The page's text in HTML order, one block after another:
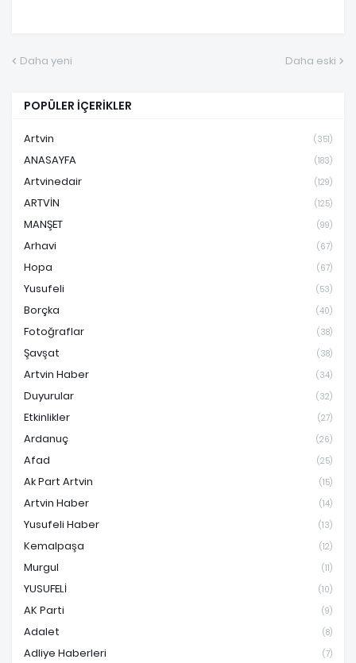
Daha yeni Daha eski
POPÜLER İÇERİKLER
Artvin (351)
ANASAYFA (183)
Artvinedair (129)
ARTVİN (125)
MANŞET (99)
Arhavi (67)
Hopa (67)
Yusufeli (53)
Borçka (40)
Fotoğraflar (38)
Şavşat (38)
Artvin Haber (34)
Duyurular (32)
Etkinlikler (27)
Ardanuç (26)
Afad (25)
Ak Part Artvin (15)
Artvin Haber (14)
Yusufeli Haber (13)
Kemalpaşa (12)
Murgul (11)
YUSUFELİ (10)
AK Parti (9)
Adalet (8)
Adliye Haberleri (7)